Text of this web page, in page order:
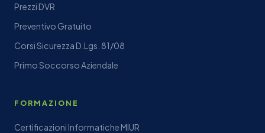
Prezzi DVR
Preventivo Gratuito
Corsi Sicurezza D.Lgs. 81/08
Primo Soccorso Aziendale
FORMAZIONE
Certificazioni Informatiche MIUR